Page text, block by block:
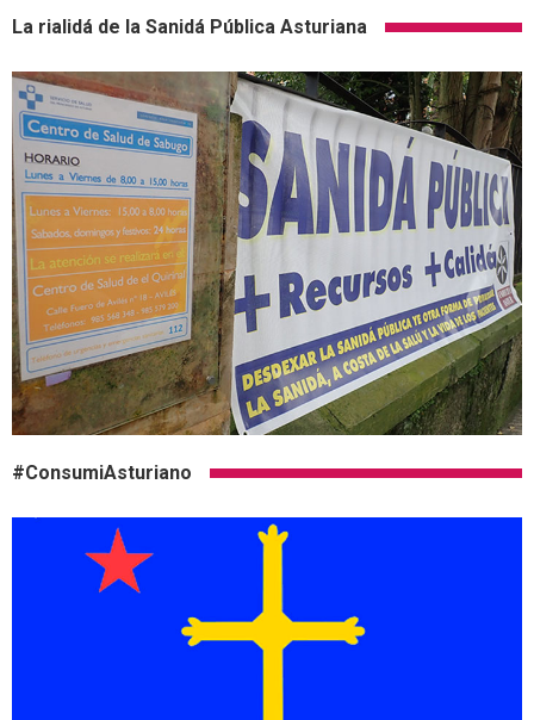
La rialidá de la Sanidá Pública Asturiana
#ConsumiAsturiano